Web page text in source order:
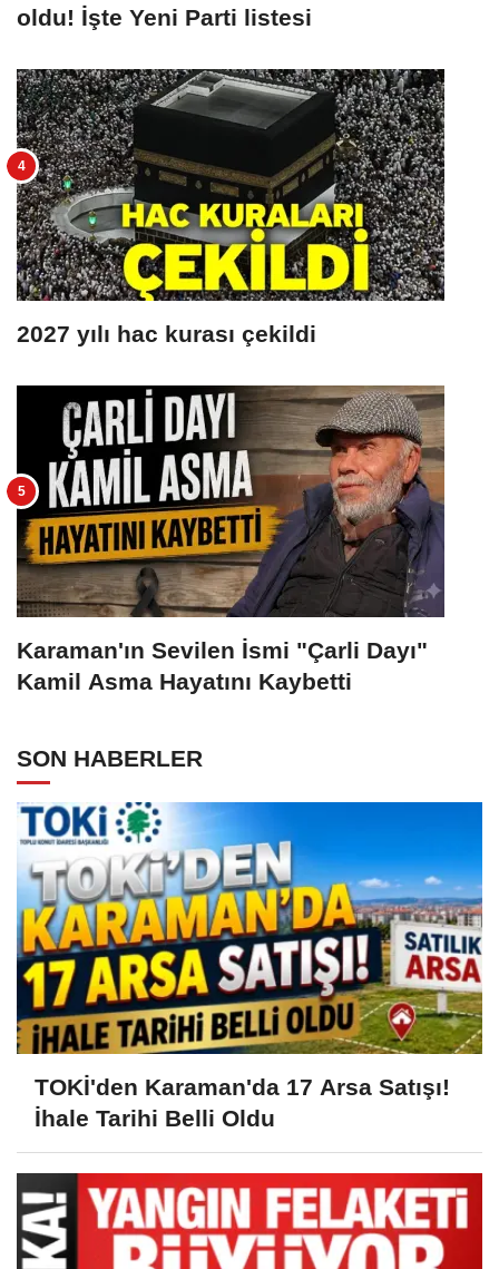
oldu! İşte Yeni Parti listesi
2027 yılı hac kurası çekildi
Karaman'ın Sevilen İsmi "Çarli Dayı"
Kamil Asma Hayatını Kaybetti
SON HABERLER
TOKİ'den Karaman'da 17 Arsa Satışı!
İhale Tarihi Belli Oldu